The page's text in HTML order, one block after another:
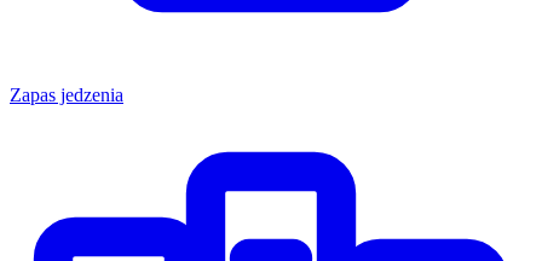
Zapas jedzenia